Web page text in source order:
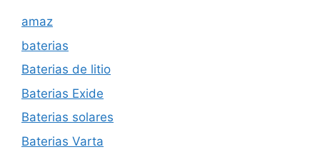
amaz
baterias
Baterias de litio
Baterias Exide
Baterias solares
Baterias Varta